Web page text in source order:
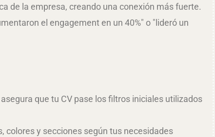
de la empresa, creando una conexión más fuerte.
el engagement en un 40%" o "lideró un
que tu CV pase los filtros iniciales utilizados
colores y secciones según tus necesidades